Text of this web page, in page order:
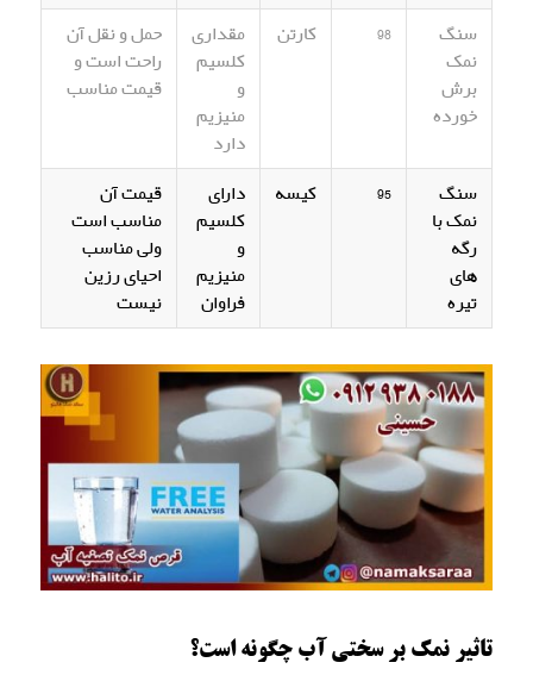
سنگ
نمک
برش
خورده
98 کارتن
مقداری
کلسیم
و
منیزیم
دارد
حمل و نقل آن
راحت است و
قیمت مناسب
سنگ
نمک با
رگه
های
تیره
95 کیسه
دارای
کلسیم
و
منیزیم
فراوان
قیمت آن
مناسب است
ولی مناسب
احیای رزین
نیست
تاثیر نمک بر سختی آب چگونه است؟